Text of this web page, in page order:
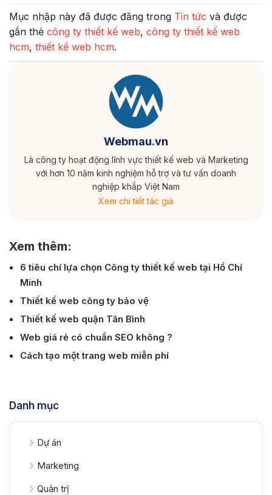
Mục nhập này đã được đăng trong Tin tức và được
gắn thẻ công ty thiết kế web, công ty thiết kế web
hcm, thiết kế web hcm.
Webmau.vn
Là công ty hoạt động lĩnh vực thiết kế web và Marketing
với hơn 10 năm kinh nghiệm hỗ trợ và tư vấn doanh
nghiệp khắp Việt Nam
Xem chi tiết tác giả
Xem thêm:
6 tiêu chí lựa chọn Công ty thiết kế web tại Hồ Chí
Minh
Thiết kế web công ty bảo vệ
Thiết kế web quận Tân Bình
Web giá rẻ có chuẩn SEO không ?
Cách tạo một trang web miễn phí
Danh mục
Dự án
Marketing
Quản trị